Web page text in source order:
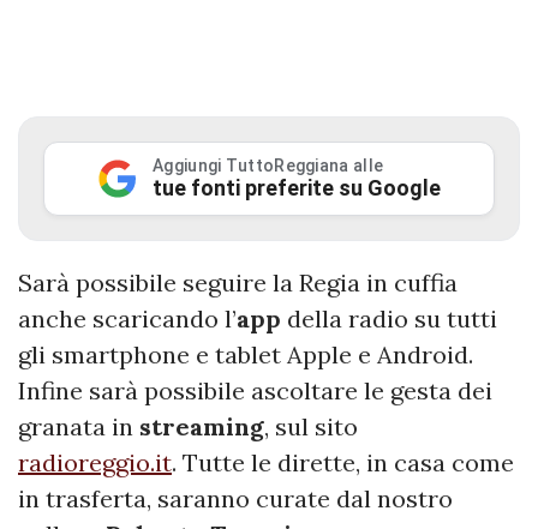
Aggiungi TuttoReggiana alle
tue fonti preferite su Google
Sarà possibile seguire la Regia in cuffia
anche scaricando l’app della radio su tutti
gli smartphone e tablet Apple e Android.
Infine sarà possibile ascoltare le gesta dei
granata in streaming, sul sito
radioreggio.it. Tutte le dirette, in casa come
in trasferta, saranno curate dal nostro